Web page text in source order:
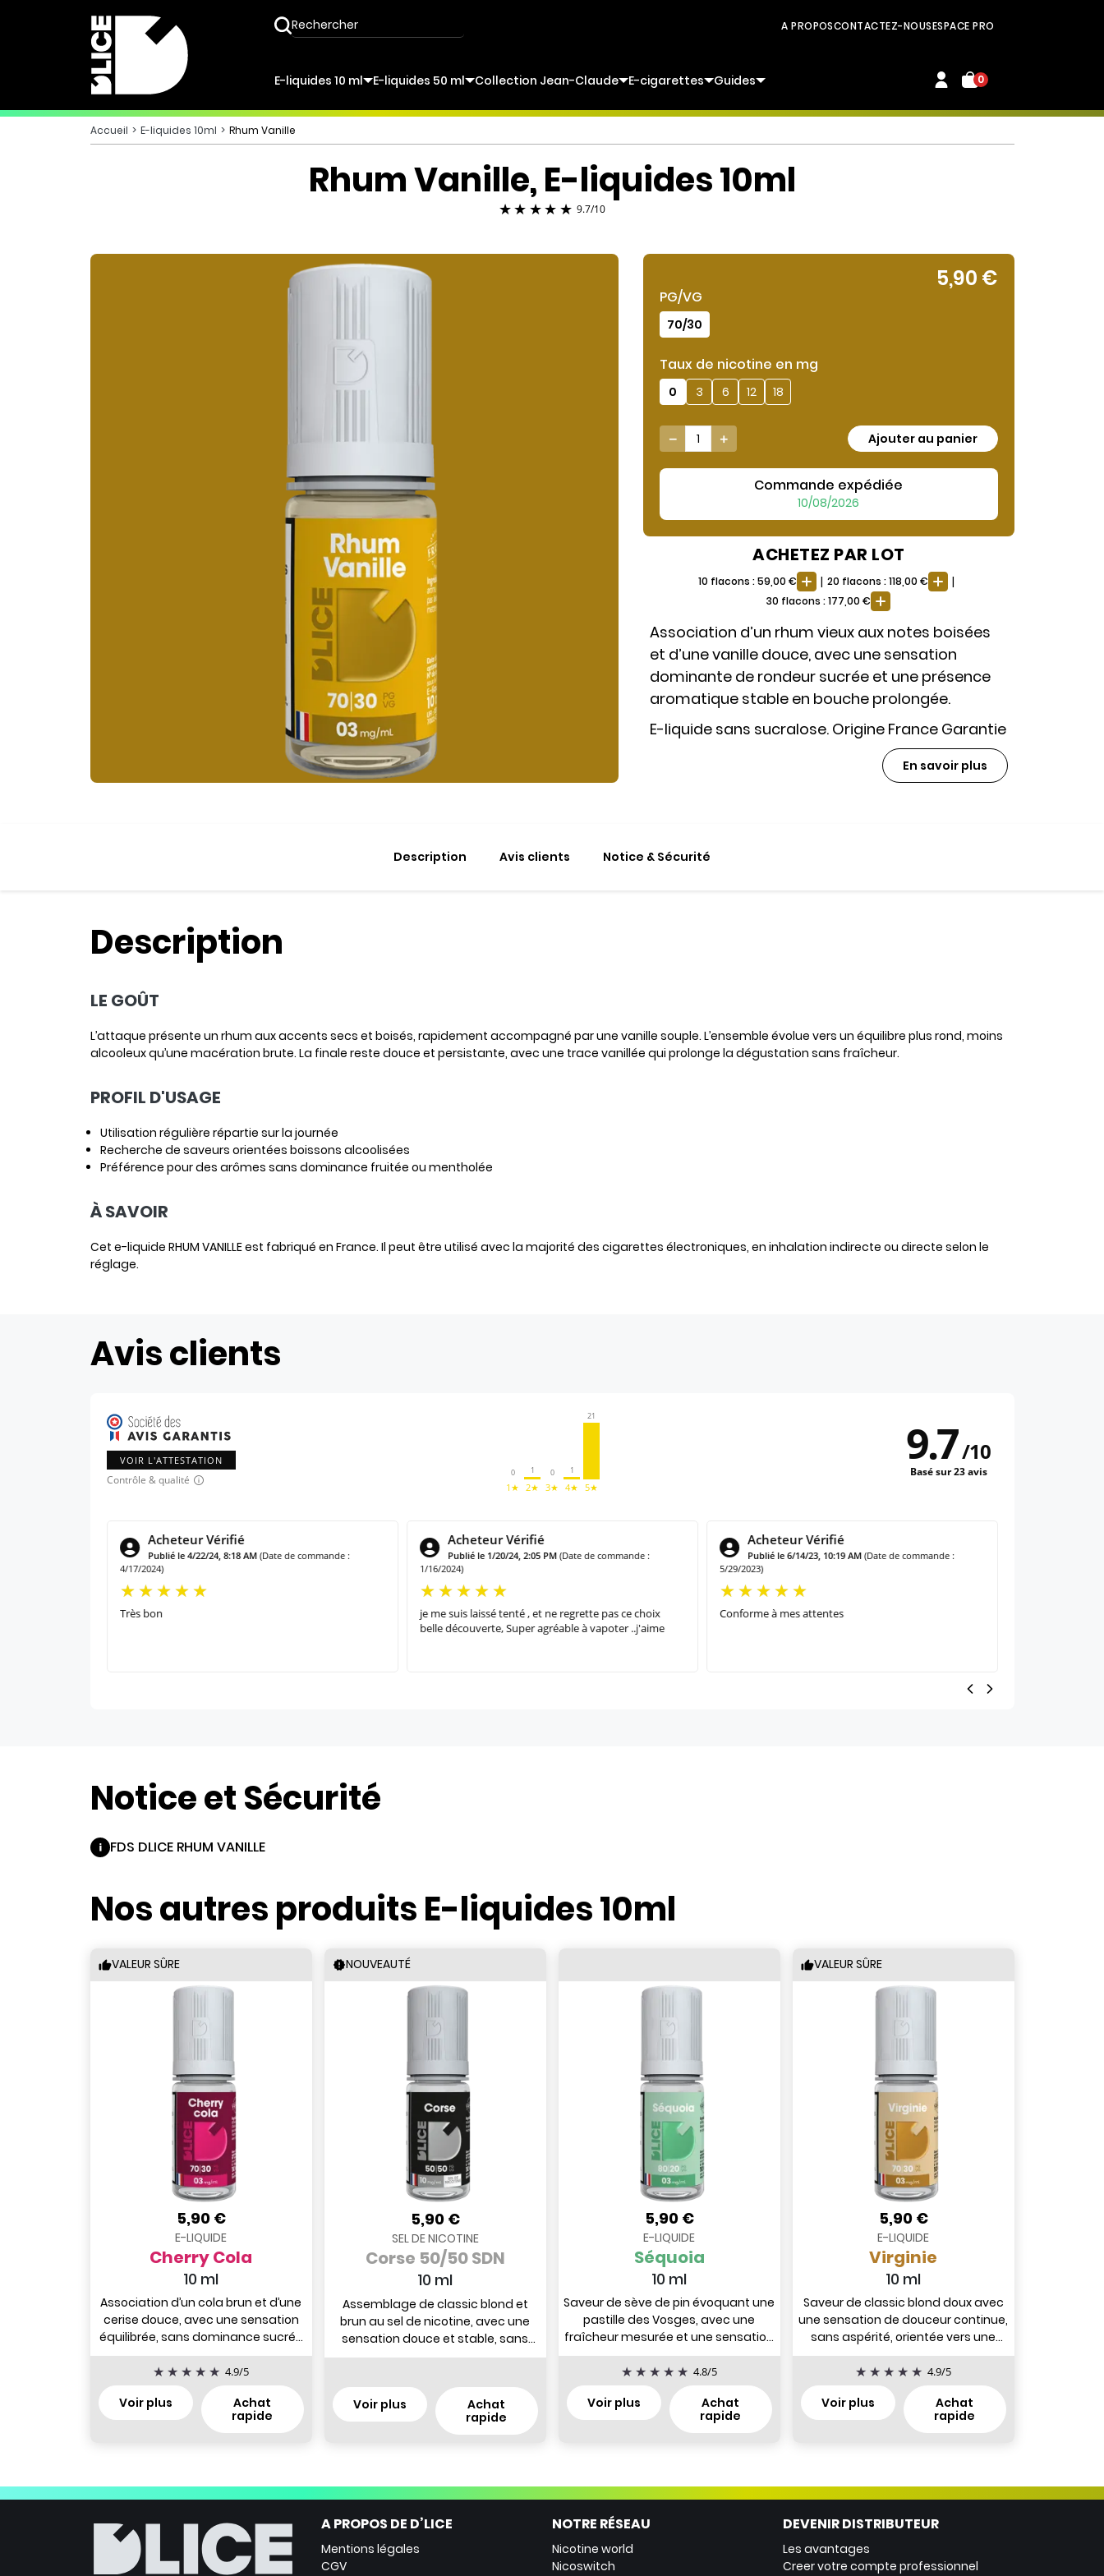
A PROPOSCONTACTEZ-NOUSESPACE PRO
E-liquides 10 ml E-liquides 50 ml Collection Jean-Claude E-cigarettes Guides 0
Accueil E-liquides 10ml Rhum Vanille
Rhum Vanille,E-liquides 10ml
5,90 €
PG/VG
70/30
Taux de nicotine en mg
0 3 6 12 18
  Ajouter au panier
Commande expédiée
10/08/2026
ACHETEZ PAR LOT
10 flacons : 59,00 € | 20 flacons : 118,00 € |
30 flacons : 177,00 €
Association d’un rhum vieux aux notes boisées
et d’une vanille douce, avec une sensation
dominante de rondeur sucrée et une présence
aromatique stable en bouche prolongée.
E-liquide sans sucralose. Origine France Garantie
En savoir plus
Description Avis clients Notice & Sécurité
Description
LE GOÛT
L’attaque présente un rhum aux accents secs et boisés, rapidement accompagné par une vanille souple. L’ensemble évolue vers un équilibre plus rond, moins
alcooleux qu’une macération brute. La finale reste douce et persistante, avec une trace vanillée qui prolonge la dégustation sans fraîcheur.
PROFIL D'USAGE
Utilisation régulière répartie sur la journée
Recherche de saveurs orientées boissons alcoolisées
Préférence pour des arômes sans dominance fruitée ou mentholée
À SAVOIR
Cet e-liquide RHUM VANILLE est fabriqué en France. Il peut être utilisé avec la majorité des cigarettes électroniques, en inhalation indirecte ou directe selon le
réglage.
Avis clients
VOIR L'ATTESTATION
Contrôle & qualité
0
1★
1
2★
0
3★
1
4★
21
5★
9.7/10
Basé sur 23 avis
Acheteur Vérifié
Publié le 4/22/24, 8:18 AM (Date de commande :
4/17/2024)
Très bon
Acheteur Vérifié
Publié le 1/20/24, 2:05 PM (Date de commande :
1/16/2024)
je me suis laissé tenté , et ne regrette pas ce choix
belle découverte, Super agréable à vapoter ..j'aime
Acheteur Vérifié
Publié le 6/14/23, 10:19 AM (Date de commande :
5/29/2023)
Conforme à mes attentes
Notice et Sécurité
FDS DLICE RHUM VANILLE
Nos autres produits E-liquides 10ml
VALEUR SÛRE
5,90 €
E-LIQUIDE
Cherry Cola
10 ml
Association d’un cola brun et d’une
cerise douce, avec une sensation
équilibrée, sans dominance sucrée
ni fraîche, sur une...
4.9/5
Voir plus
Achat
rapide
NOUVEAUTÉ
5,90 €
SEL DE NICOTINE
Corse 50/50 SDN
10 ml
Assemblage de classic blond et
brun au sel de nicotine, avec une
sensation douce et stable, sans
note sèche, orientée vers une...
Voir plus
Achat
rapide
5,90 €
E-LIQUIDE
Séquoia
10 ml
Saveur de sève de pin évoquant une
pastille des Vosges, avec une
fraîcheur mesurée et une sensation
équilibrée en bouche....
4.8/5
Voir plus
Achat
rapide
VALEUR SÛRE
5,90 €
E-LIQUIDE
Virginie
10 ml
Saveur de classic blond doux avec
une sensation de douceur continue,
sans aspérité, orientée vers une
restitution stable et...
4.9/5
Voir plus
Achat
rapide
A PROPOS DE D’LICE
Mentions légales
CGV
NOTRE RÉSEAU
Nicotine world
Nicoswitch
DEVENIR DISTRIBUTEUR
Les avantages
Creer votre compte professionnel